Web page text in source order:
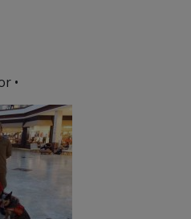
•